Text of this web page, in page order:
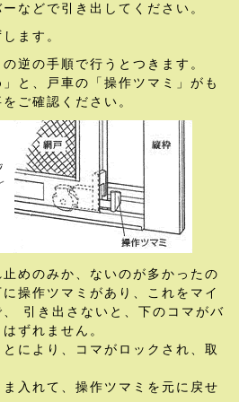
などで引き出してください。
ます。
逆の手順で行うとつきます。
と、戸車の「操作ツマミ」がも
ご確認ください。
めのみか、ないのが多かったの
操作ツマミがあり、これをマイ
引き出さないと、下のコマがバ
ずれません。
により、コマがロックされ、取
入れて、操作ツマミを元に戻せ